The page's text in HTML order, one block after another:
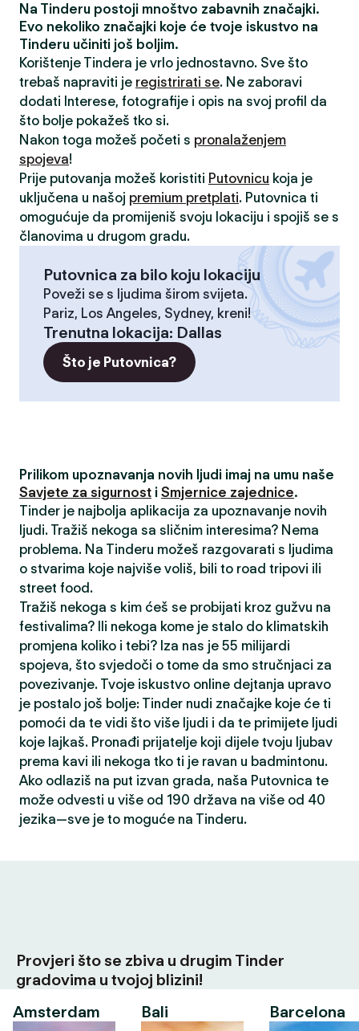
Na Tinderu postoji mnoštvo zabavnih značajki.
Evo nekoliko značajki koje će tvoje iskustvo na
Tinderu učiniti još boljim.
Korištenje Tindera je vrlo jednostavno. Sve što
trebaš napraviti je registrirati se. Ne zaboravi
dodati Interese, fotografije i opis na svoj profil da
što bolje pokažeš tko si.
Nakon toga možeš početi s pronalaženjem
spojeva!
Prije putovanja možeš koristiti Putovnicu koja je
uključena u našoj premium pretplati. Putovnica ti
omogućuje da promijeniš svoju lokaciju i spojiš se s
članovima u drugom gradu.
Putovnica za bilo koju lokaciju
Poveži se s ljudima širom svijeta.
Pariz, Los Angeles, Sydney, kreni!
Trenutna lokacija: Dallas
Što je Putovnica?
Prilikom upoznavanja novih ljudi imaj na umu naše
Savjete za sigurnost i Smjernice zajednice.
Tinder je najbolja aplikacija za upoznavanje novih
ljudi. Tražiš nekoga sa sličnim interesima? Nema
problema. Na Tinderu možeš razgovarati s ljudima
o stvarima koje najviše voliš, bili to road tripovi ili
street food.
Tražiš nekoga s kim ćeš se probijati kroz gužvu na
festivalima? Ili nekoga kome je stalo do klimatskih
promjena koliko i tebi? Iza nas je 55 milijardi
spojeva, što svjedoči o tome da smo stručnjaci za
povezivanje. Tvoje iskustvo online dejtanja upravo
je postalo još bolje: Tinder nudi značajke koje će ti
pomoći da te vidi što više ljudi i da te primijete ljudi
koje lajkaš. Pronađi prijatelje koji dijele tvoju ljubav
prema kavi ili nekoga tko ti je ravan u badmintonu.
Ako odlaziš na put izvan grada, naša Putovnica te
može odvesti u više od 190 država na više od 40
jezika—sve je to moguće na Tinderu.
Provjeri što se zbiva u drugim Tinder
gradovima u tvojoj blizini!
Amsterdam
Bali Barcelona